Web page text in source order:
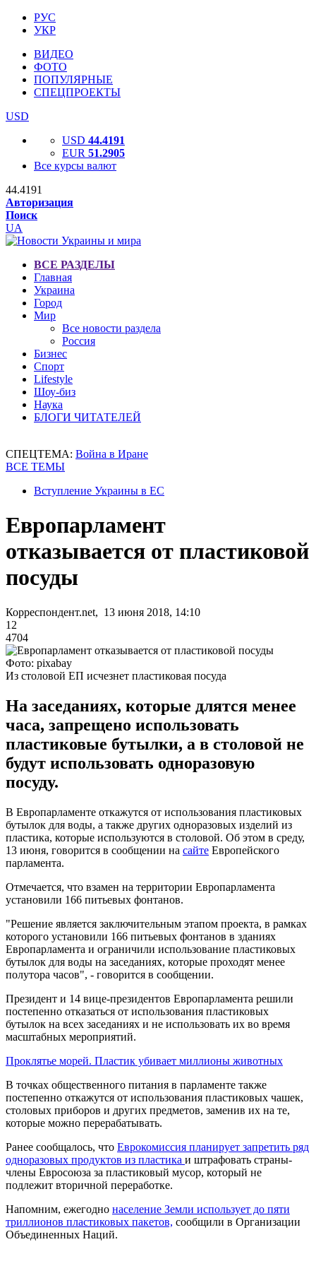
РУС
УКР
ВИДЕО
ФОТО
ПОПУЛЯРНЫЕ
СПЕЦПРОЕКТЫ
USD
USD 44.4191
EUR 51.2905
Все курсы валют
44.4191
Авторизация
Поиск
UA
ВСЕ РАЗДЕЛЫ
Главная
Украина
Город
Мир
Все новости раздела
Россия
Бизнес
Спорт
Lifestyle
Шоу-биз
Наука
БЛОГИ ЧИТАТЕЛЕЙ
СПЕЦТЕМА: Война в Иране
ВСЕ ТЕМЫ
Вступление Украины в ЕС
Европарламент
отказывается от пластиковой
посуды
Корреспондент.net, 13 июня 2018, 14:10
12
4704
Фото: pixabay
Из столовой ЕП исчезнет пластиковая посуда
На заседаниях, которые длятся менее
часа, запрещено использовать
пластиковые бутылки, а в столовой не
будут использовать одноразовую
посуду.
В Европарламенте откажутся от использования пластиковых
бутылок для воды, а также других одноразовых изделий из
пластика, которые используются в столовой. Об этом в среду,
13 июня, говорится в сообщении на сайте Европейского
парламента.
Отмечается, что взамен на территории Европарламента
установили 166 питьевых фонтанов.
"Решение является заключительным этапом проекта, в рамках
которого установили 166 питьевых фонтанов в зданиях
Европарламента и ограничили использование пластиковых
бутылок для воды на заседаниях, которые проходят менее
полутора часов", - говорится в сообщении.
Президент и 14 вице-президентов Европарламента решили
постепенно отказаться от использования пластиковых
бутылок на всех заседаниях и не использовать их во время
масштабных мероприятий.
Проклятье морей. Пластик убивает миллионы животных
В точках общественного питания в парламенте также
постепенно откажутся от использования пластиковых чашек,
столовых приборов и других предметов, заменив их на те,
которые можно перерабатывать.
Ранее сообщалось, что Еврокомиссия планирует запретить ряд
одноразовых продуктов из пластика и штрафовать страны-
члены Евросоюза за пластиковый мусор, который не
подлежит вторичной переработке.
Напомним, ежегодно население Земли использует до пяти
триллионов пластиковых пакетов, сообщили в Организации
Объединенных Наций.